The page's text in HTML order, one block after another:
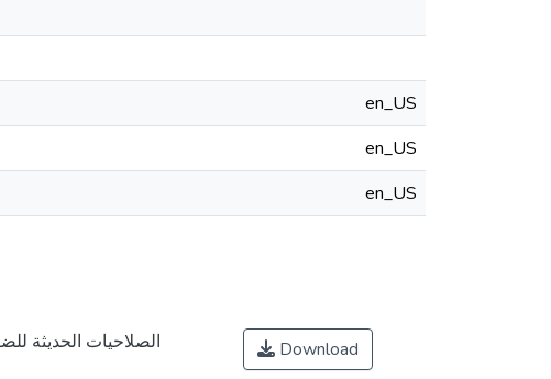
en_US
en_US
en_US
الصلاحيات الحديثة
Download